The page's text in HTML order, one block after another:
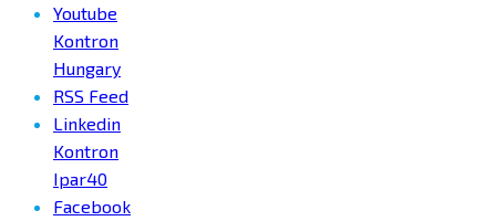
Youtube
Kontron
Hungary
RSS Feed
Linkedin
Kontron
Ipar40
Facebook